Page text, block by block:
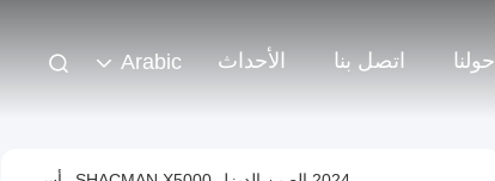
حولنا اتصل بنا الأحداث Arabic